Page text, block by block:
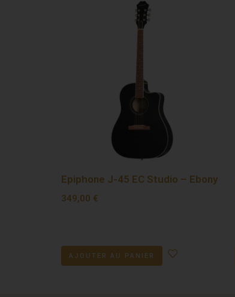
Epiphone J-45 EC Studio – Ebony
349,00 €
AJOUTER AU PANIER